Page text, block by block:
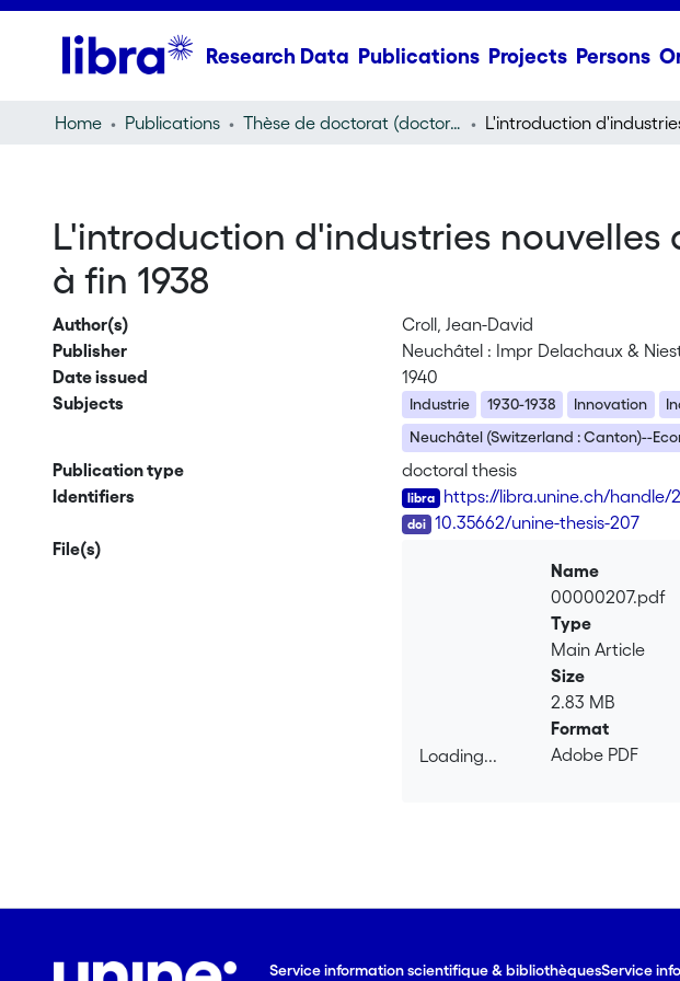
Research Data Publications Projects Persons
Home Publications Thèse de doctorat (doctoral thesis)
L'introduction d'industries nouvelles
à fin 1938
Author(s)
Croll, Jean-David
Publisher
Neuchâtel : Impr Delachaux &
Date issued
1940
Subjects
Industrie 1930-1938 Innovation
Neuchâtel (Switzerland : Canton)--
Publication type
doctoral thesis
Identifiers
https://libra.unine.ch/handle/
10.35662/unine-thesis-207
File(s)
Loading...
Name
00000207.pdf
Type
Main Article
Size
2.83 MB
Format
Adobe PDF
Service information scientifique & bibliothèquesService